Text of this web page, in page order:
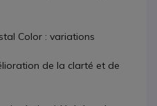
Color : variations
de la clarté et de